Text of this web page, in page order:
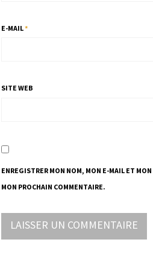
E-MAIL*
SITE WEB
ENREGISTRER MON NOM, MON E-MAIL ET
MON PROCHAIN COMMENTAIRE.